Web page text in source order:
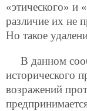
«этического» и
различие их не
Но такое
В данном
исторического
возражений